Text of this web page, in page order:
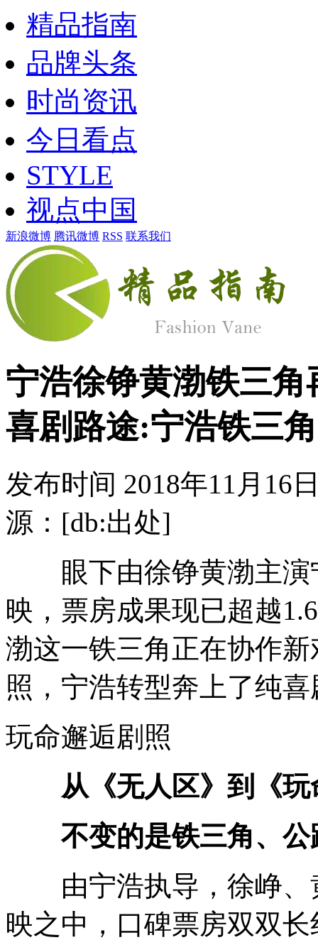
精品指南
品牌头条
时尚资讯
今日看点
STYLE
视点中国
新浪微博 腾讯微博 RSS 联系我们
宁浩徐铮黄渤铁三
喜剧路途:宁浩铁三角
发布时间 2018年11月
源：[db:出处]
眼下由徐铮黄渤主演
映，票房成果现已超越
渤这一铁三角正在协作
照，宁浩转型奔上了纯
玩命邂逅剧照
从《无人区》到《
不变的是铁三角、公
由宁浩执导，徐峥、
映之中，口碑票房双双